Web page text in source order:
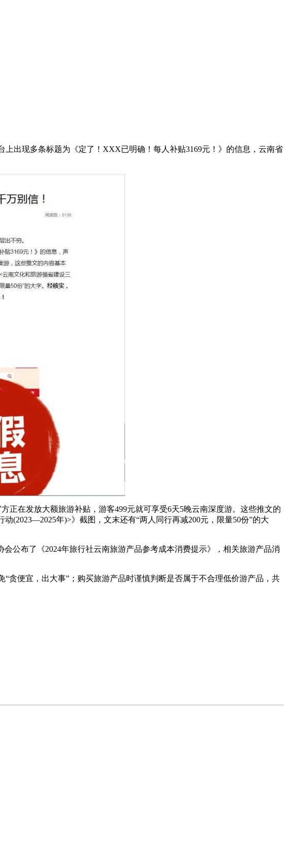
出现多条标题为《定了！XXX已明确！每人补贴3169元！》的信息，云南省
在发放大额旅游补贴，游客499元就可享受6天5晚云南深度游。这些推文的
(2023—2025年)>》截图，文末还有“两人同行再减200元，限量50份”的大
布了《2024年旅行社云南旅游产品参考成本消费提示》，相关旅游产品消
便宜，出大事”；购买旅游产品时谨慎判断是否属于不合理低价游产品，共